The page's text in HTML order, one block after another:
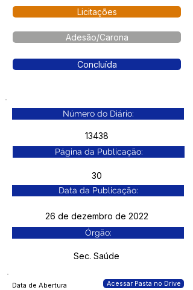
Licitações
Adesão/Carona
Concluída
Número do Diário:
13438
Página da Publicação:
30
Data da Publicação:
26 de dezembro de 2022
Órgão:
Sec. Saúde
Data de Abertura
Acessar Pasta no Drive